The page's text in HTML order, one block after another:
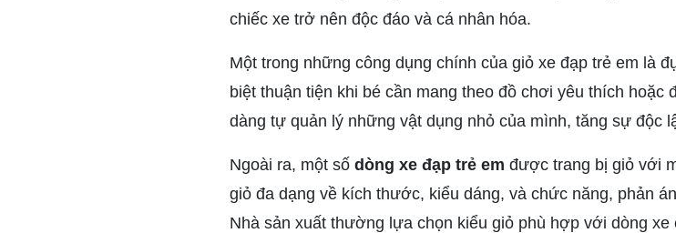
chiếc xe trở nên độc đáo và cá nhân hóa.
Một trong những công dụng chính của giỏ xe đạp trẻ em là
biệt thuận tiện khi bé cần mang theo đồ chơi yêu thích hoặc
dàng tự quản lý những vật dụng nhỏ của mình, tăng sự độc
Ngoài ra, một số dòng xe đạp trẻ em được trang bị giỏ với
giỏ đa dạng về kích thước, kiểu dáng, và chức năng, phản
Nhà sản xuất thường lựa chọn kiểu giỏ phù hợp với dòng